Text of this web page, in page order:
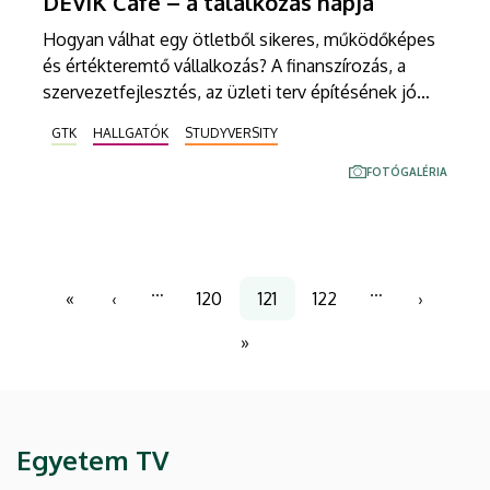
Hogyan válhat egy ötletből sikeres, működőképes
és értékteremtő vállalkozás? A finanszírozás, a
szervezetfejlesztés, az üzleti terv építésének jó
vállalatvezetőkkel, gazdasági szakemberekkel és
HR szakértőkkel találkozhattak és kérdezhettek
GTK HALLGATÓK STUDYVERSITY
FOTÓGALÉRIA
Első
«
Előző
‹
…
Page
120
Jelenlegi
121
Page
122
…
›
Utolsó
»
Egyetem TV